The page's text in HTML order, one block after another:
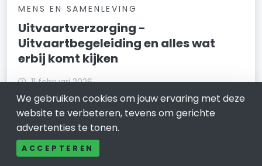
MENS EN SAMENLEVING
Uitvaartverzorging -
Uitvaartbegeleiding en alles wat
erbij komt kijken
11 februari 2026
Wat kost een begrafenis Een begrafenis is nooit fijn
maar wel een belangrijk evenement. Daarnaast kan
het ook een prijzig evenement zijn. Als je een
begrafenis wil dan is het belangrijk om op de hoogte te
zijn van de uitvaartkosten en hier ee
We gebruiken cookies om jouw ervaring met deze
website te verbeteren, tevens om gerichte
advertenties te tonen.
ACCEPTEREN